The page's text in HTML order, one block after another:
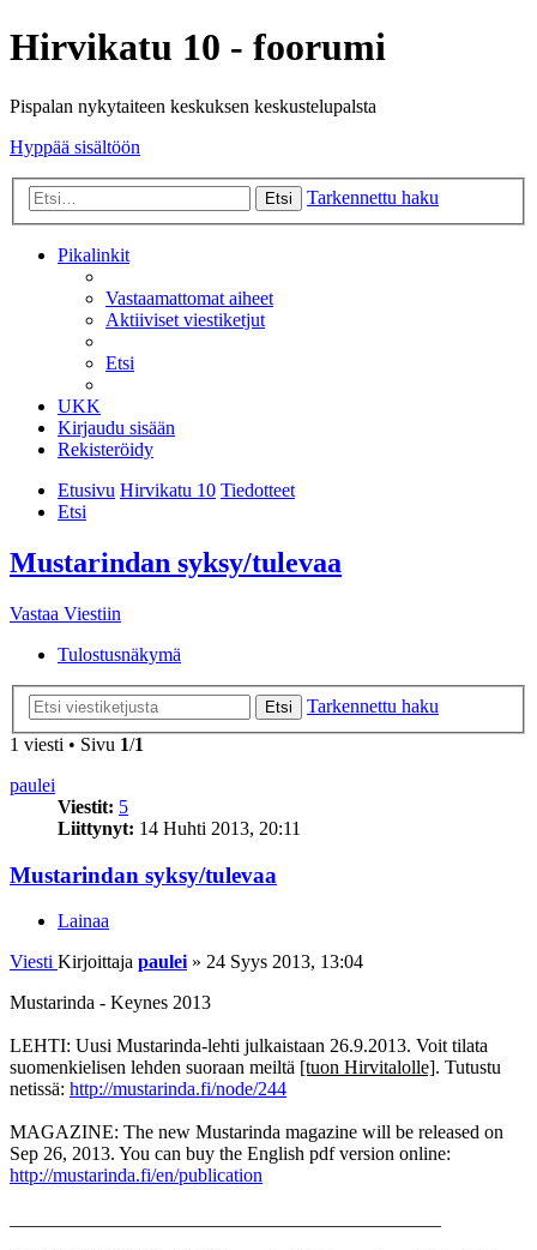
Hirvikatu 10 - foorumi
Pispalan nykytaiteen keskuksen keskustelupalsta
Hyppää sisältöön
Etsi Tarkennettu haku
Pikalinkit
Vastaamattomat aiheet
Aktiiviset viestiketjut
Etsi
UKK
Kirjaudu sisään
Rekisteröidy
Etusivu Hirvikatu 10 Tiedotteet
Etsi
Mustarindan syksy/tulevaa
Vastaa Viestiin
Tulostusnäkymä
Etsi
Tarkennettu haku
1 viesti • Sivu 1/1
paulei
Viestit: 5
Liittynyt: 14 Huhti 2013, 20:11
Mustarindan syksy/tulevaa
Lainaa
Viesti Kirjoittaja paulei » 24 Syys 2013, 13:04
Mustarinda - Keynes 2013
LEHTI: Uusi Mustarinda-lehti julkaistaan 26.9.2013. Voit tilata
suomenkielisen lehden suoraan meiltä [tuon Hirvitalolle]. Tutustu
netissä: http://mustarinda.fi/node/244
MAGAZINE: The new Mustarinda magazine will be released on
Sep 26, 2013. You can buy the English pdf version online:
http://mustarinda.fi/en/publication